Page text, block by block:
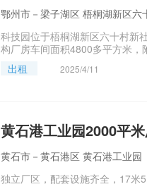
鄂州市－梁子湖区 梧桐湖新区六
科技园位于梧桐湖新区六十村新
构厂房车间面积4800多平方米，
出租
2025/4/11
黄石港工业园2000平
黄石市－黄石港区 黄石港工业园
独立厂区，配套设施齐